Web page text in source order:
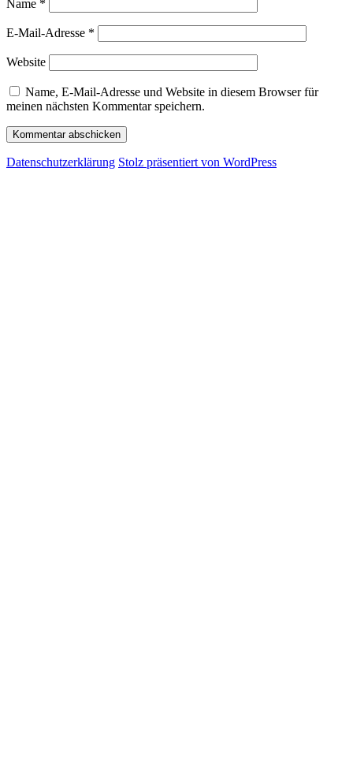
Name *
E-Mail-Adresse *
Website
Name, E-Mail-Adresse und Website in diesem Browser für
meinen nächsten Kommentar speichern.
Datenschutzerklärung Stolz präsentiert von WordPress